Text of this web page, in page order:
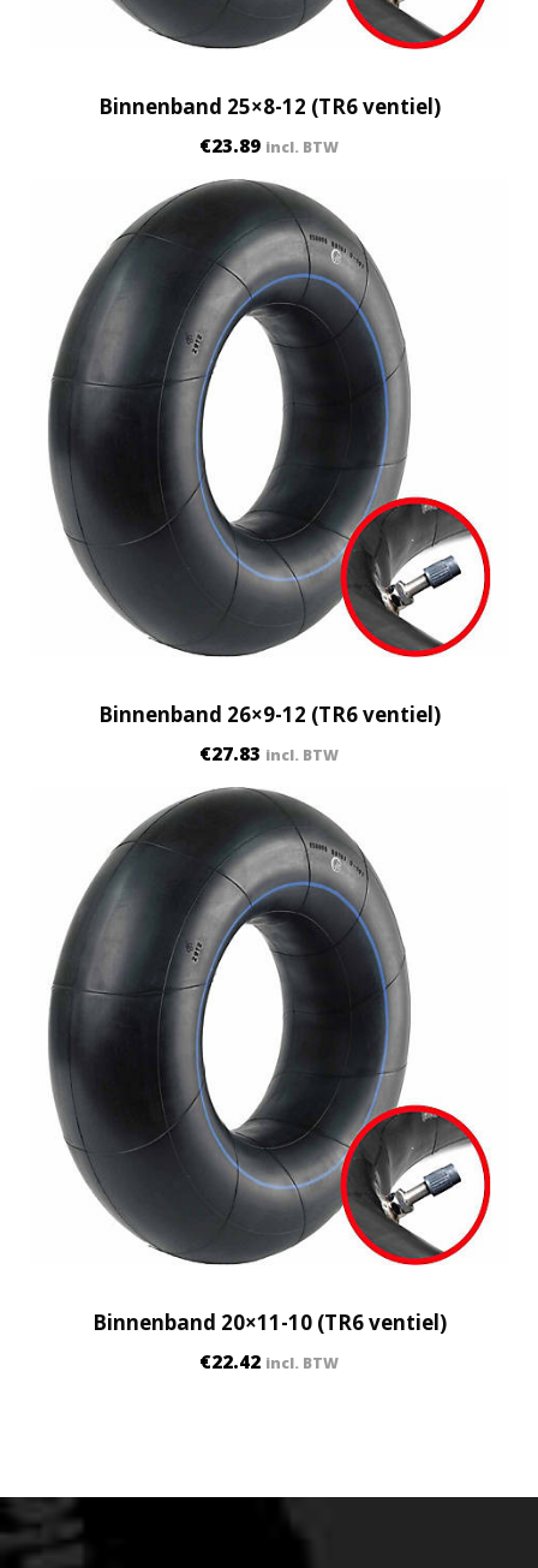
Binnenband 25×8-12 (TR6 ventiel)
€23.89 incl. BTW
Binnenband 26×9-12 (TR6 ventiel)
€27.83 incl. BTW
Binnenband 20×11-10 (TR6 ventiel)
€22.42 incl. BTW